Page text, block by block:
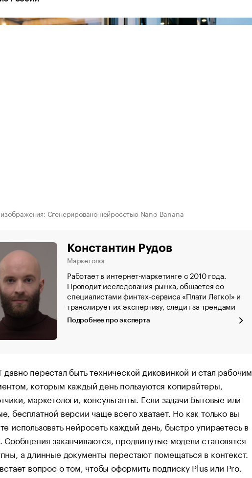
Сгенерировано нейросетью Nano Banana
Константин Рудов
Маркетолог
Работает в интернет-маркетинге с 2010 года.
Проводит исследования рынка, общается со
специалистами финтех-сервиса «Плати Легко!» и
транслирует их экспертизу, следит за трендами
Подробнее про эксперта
давно перестал быть технической диковинкой и стал рабочим
которым каждый день пользуются копирайтеры,
маркетологи, консультанты. Если задачи бытовые или
бесплатной версии чаще всего хватает. Но как только вы
использовать нейросеть каждый день, быстро упираетесь в
Сообщения заканчиваются, продвинутые модели становятся
а длинные документы перестают помещаться в контекст.
вопрос о том, чтобы оформить подписку Plus или Pro.